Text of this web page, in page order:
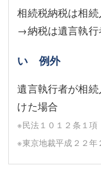
相続税納税は相
→納税は遺言執行
い 例外
遺言執行者が相
けた場合
※民法１０１２条１項
※東京地裁平成２２年